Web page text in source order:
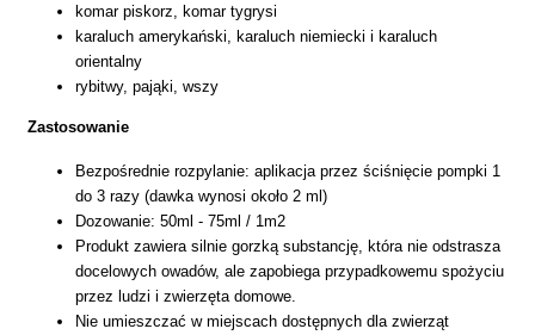
komar piskorz, komar tygrysi
karaluch amerykański, karaluch niemiecki i karaluch
orientalny
rybitwy, pająki, wszy
Zastosowanie
Bezpośrednie rozpylanie: aplikacja przez ściśnięcie pompki 1
do 3 razy (dawka wynosi około 2 ml)
Dozowanie: 50ml - 75ml / 1m2
Produkt zawiera silnie gorzką substancję, która nie odstrasza
docelowych owadów, ale zapobiega przypadkowemu spożyciu
przez ludzi i zwierzęta domowe.
Nie umieszczać w miejscach dostępnych dla zwierząt